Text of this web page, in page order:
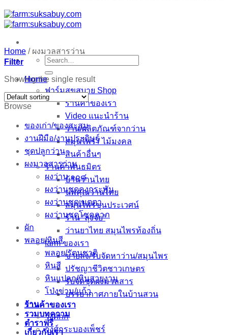
Search
for:
Home
ฟาร์มสุขสบาย Shop
ร้านค้าของเรา
Video แนะนำร้าน
ว่าน/ผลิตภัณฑ์จากว่าน
สมุนไพร / ไม้มงคล
สินค้าอื่นๆ
ร้านค้าพันธมิตร
บ้านว่านไทย
นพคุณว่านไทย
สมุนไพรขุนประเวศน์
ร้าน “ลุงจัย”
ว่านยาไทย สมุนไพรท้องถิ่น
farm ของเรา
ขายส่ง/รับจัดหาว่าน/สมุนไพร
ปรัชญาชีวิตชาวเกษตร
รับจัดชุดผงมวลสาร
บรรยากาศภายในบ้านสวน
ร้านค้าของเรา
รวมบทความ
ตำราฟรี
เกี่ยวกับเรา
Home /ผงมวลสารว่าน
Filter
Showing the single result
Browse
ของเก่า/ของสะสม
งานฝีมือ/งานประดิษฐ์
ชุดปลูกว่าน
ผงมวลสารว่าน
ผงว่าน ๑๐๘
ผงว่านชุดคงกระพัน
ผงว่านชุดเมตตา
ผงว่านชุดโชคลาภ
ผัก
พลอย/หินสี
พลอย/รัตนชาติ
หินสี
หินแปลก/หินสวยงาม
โป่งข่าม/แก้ว
ว่าน
วงศ์กก
วงศ์กระบองเพ็ชร์